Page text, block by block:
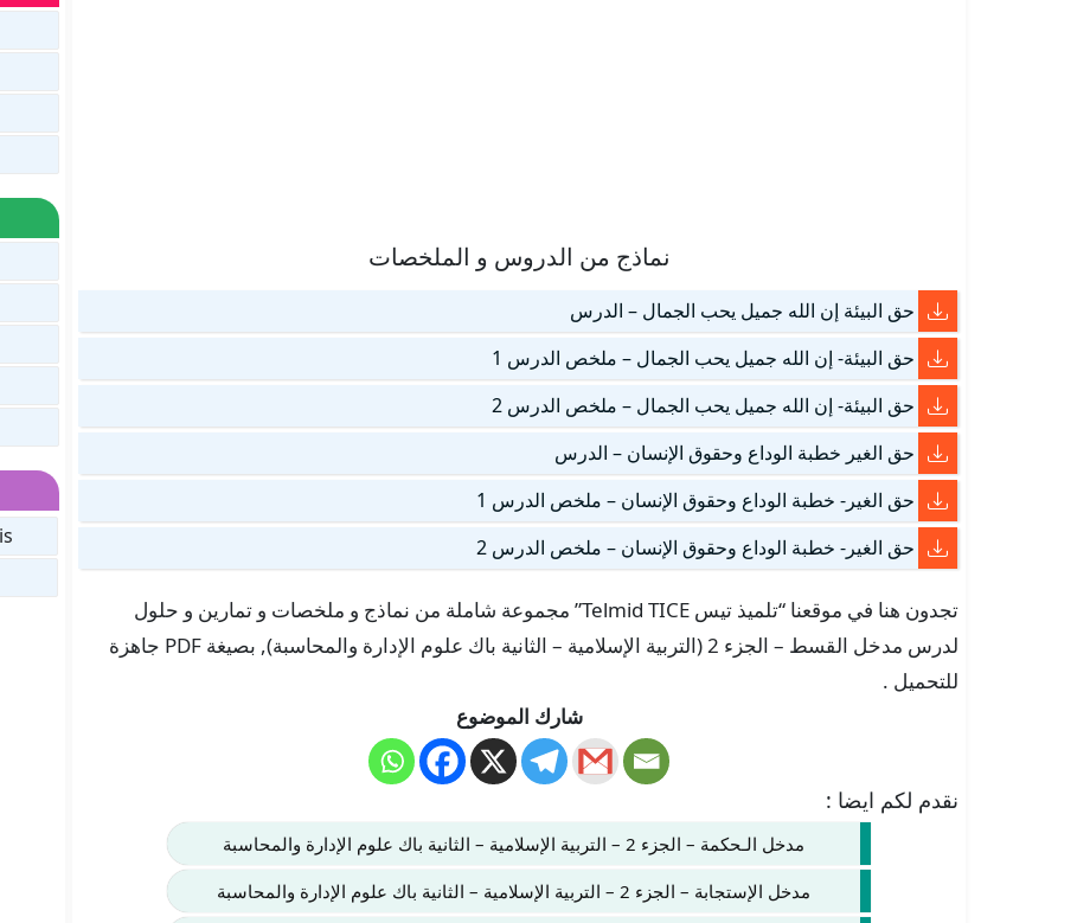
نماذج من الدروس و الملخصات
حق البيئة إن الله جميل يحب الجمال – الدرس
حق البيئة- إن الله جميل يحب الجمال – ملخص الدرس 1
حق البيئة- إن الله جميل يحب الجمال – ملخص الدرس 2
حق الغير خطبة الوداع وحقوق الإنسان – الدرس
حق الغير- خطبة الوداع وحقوق الإنسان – ملخص الدرس 1
حق الغير- خطبة الوداع وحقوق الإنسان – ملخص الدرس 2
تجدون هنا في موقعنا “تلميذ تيس Telmid TICE” مجموعة شاملة من نماذج و ملخصات و تمارين و حلول
لدرس مدخل القسط – الجزء 2 (التربية الإسلامية – الثانية باك علوم الإدارة والمحاسبة), بصيغة PDF جاهزة
للتحميل .
شارك الموضوع
نقدم لكم ايضا :
مدخل الـحكمة – الجزء 2 – التربية الإسلامية – الثانية باك علوم الإدارة والمحاسبة
مدخل الإستجابة – الجزء 2 – التربية الإسلامية – الثانية باك علوم الإدارة والمحاسبة